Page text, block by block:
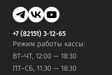
+7 (82151) 3-12-65
Режим работы кассы:
ВТ–ЧТ, 12:00 — 18:30
ПТ–СБ, 11:30 — 18:30